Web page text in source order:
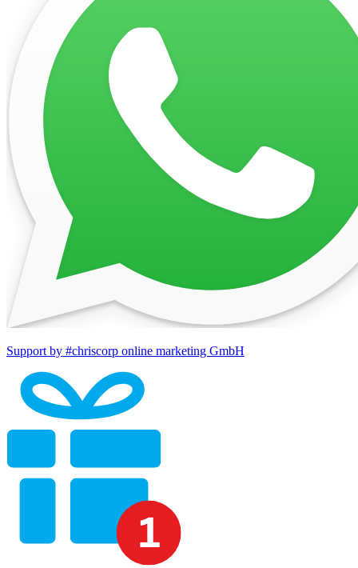
Support by #chriscorp online marketing GmbH